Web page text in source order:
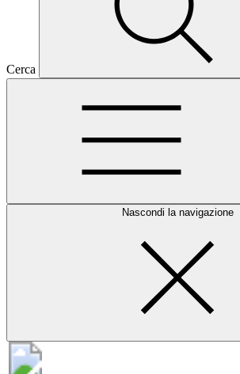
Cerca
Nascondi la navigazione